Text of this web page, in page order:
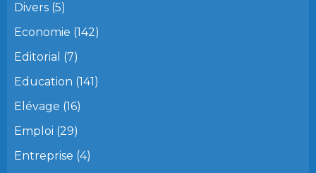
Divers (5)
Economie (142)
Editorial (7)
Education (141)
Elévage (16)
Emploi (29)
Entreprise (4)